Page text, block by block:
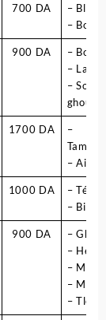
700 DA
– Blida
–
900 DA
–
–
– Souk
1700 DA
–
– Ain
1000 DA
–
– Bir
900 DA
–
–
–
–
–